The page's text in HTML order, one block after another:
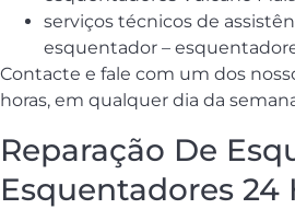
serviços técnicos de
esquentador –
Contacte e fale com um dos
horas, em qualquer dia da
Reparação De
Esquentadores 24